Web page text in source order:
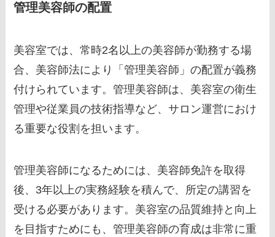
管理美容師の配置
美容室では、常時2名以上の美容師が勤務する場
合、美容師法により「管理美容師」の配置が義務
付けられています。管理美容師は、美容室の衛生
管理や従業員の技術指導など、サロン運営におけ
る重要な役割を担います。
管理美容師になるためには、美容師免許を取得
後、3年以上の実務経験を積んで、所定の講習を
受ける必要があります。美容室の品質維持と向上
を目指すためにも、管理美容師の育成は非常に重